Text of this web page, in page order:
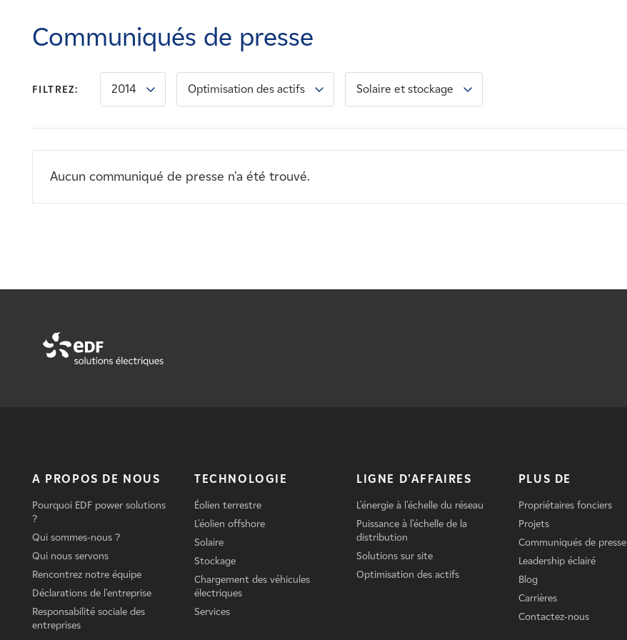
Nouvelles
Contactez-nous
Communiqués de presse
FILTREZ: 2014 Optimisation des actifs Solaire et stockage
Aucun communiqué de presse n'a été trouvé.
A PROPOS DE NOUS
Pourquoi EDF power solutions
?
Qui sommes-nous ?
Qui nous servons
Rencontrez notre équipe
Déclarations de l'entreprise
Responsabilité sociale des
entreprises
TECHNOLOGIE
Éolien terrestre
L'éolien offshore
Solaire
Stockage
Chargement des véhicules
électriques
Services
LIGNE D'AFFAIRES
L'énergie à l'échelle du réseau
Puissance à l'échelle de la
distribution
Solutions sur site
Optimisation des actifs
PLUS DE
Propriétaires fonciers
Projets
Communiqués de presse
Leadership éclairé
Blog
Carrières
Contactez-nous